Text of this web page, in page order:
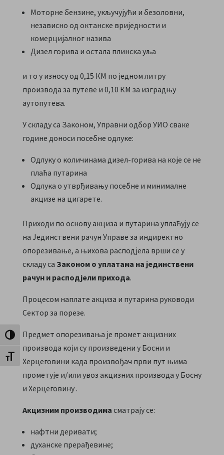
Toggle High Contrast
Toggle Font size
Моторне бензине, укључујући и безоловни,
независно од октанске вриједности и
комерцијалног назива
Дизел горива и остала плинска уља
и то у износу од 0,15 КМ по једном литру
производа за путеве и 0,10 КМ за изградњу
аутопутева.
У складу са Законом, Управни одбор УИО сваке
године доноси посебне одлуке:
Одлуку о количинама дизел-горива на које се не
плаћа путарина
Одлука о утврђивању посебне и минималне
акцизе на цигарете.
Приходи по основу акциза и путарина уплаћују се
на Јединствени рачун Управе за индиректно
опорезивање, а њихова расподјела врши се у
складу са Законом о уплатама на јединствени
рачун и расподјели прихода.
Процесом наплате акциза и путарина руководи
Сектор за порезе.
Предмет опорезивања је промет акцизних
производа који су произведени у Босни и
Херцеговини када произвођач први пут њима
прометује и/или увоз акцизних производа у Босну
и Херцеговину .
Акцизним производима сматрају се:
нафтни деривати;
духанске прерађевине;